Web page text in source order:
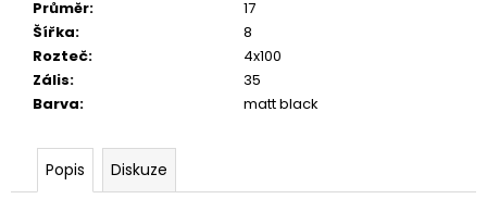
Průměr:
17
Šířka:
8
Rozteč:
4x100
Zális:
35
Barva: matt black
Popis Diskuze
č
u
e